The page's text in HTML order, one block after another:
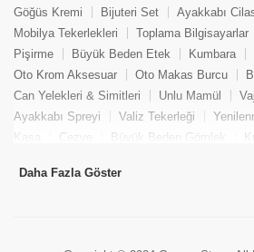
Göğüs Kremi
Bijuteri Set
Ayakkabı
Mobilya Tekerlekleri
Toplama Bilgisayarlar
Pişirme
Büyük Beden Etek Kumbara
Oto Krom Aksesuar
Oto Makas Burcu
Can Yelekleri & Simitleri
Unlu Mamül
Ayakkabı Spreyi
Valiz Tekerleği
Kasa
Cezve Büyük Beden Gömlek
Tekne Bağlama & Demirleme
Daha Fazla Göster